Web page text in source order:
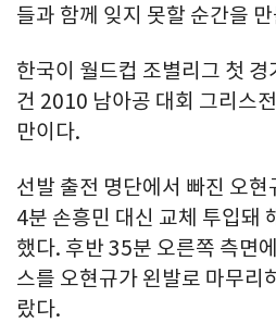
들과 함께 잊지 못할 순간을
한국이 월드컵 조별리그 첫
건 2010 남아공 대회 그리스
만이다.
선발 출전 명단에서 빠진 오
4분 손흥민 대신 교체 투입돼
했다. 후반 35분 오른쪽 측면
스를 오현규가 왼발로 마무리
랐다.